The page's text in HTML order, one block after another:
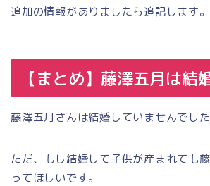
追加の情報がありましたら追記します。
【まとめ】藤澤五月は結
藤澤五月さんは結婚していませんでした
ただ、もし結婚して子供が産まれても
ってほしいです。